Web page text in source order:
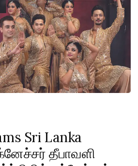
Sri Lanka
தீபாவளி